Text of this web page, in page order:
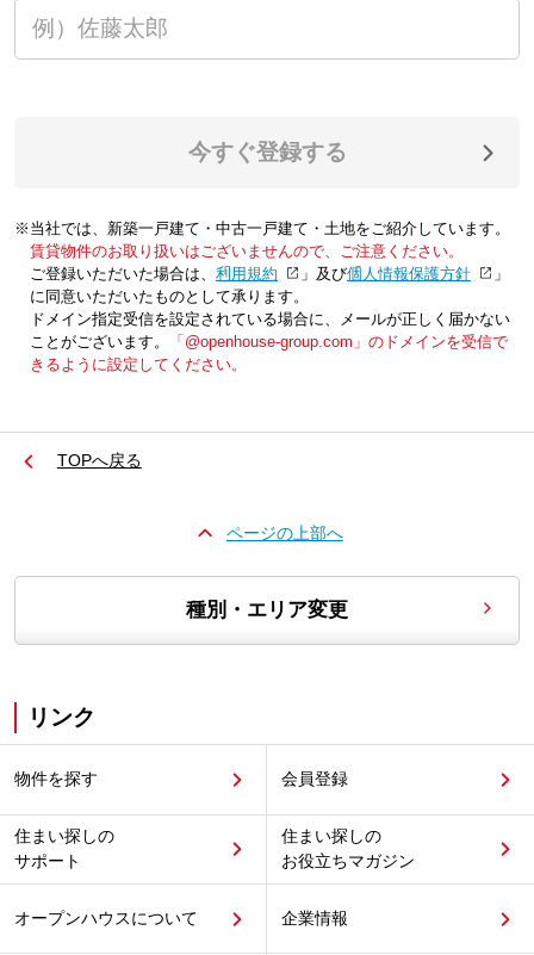
今すぐ登録する
※当社では、新築一戸建て・中古一戸建て・土地をご紹介しています。
賃貸物件のお取り扱いはございませんので、ご注意ください。
ご登録いただいた場合は、「利用規約 」及び「個人情報保護方針
」
に同意いただいたものとして承ります。
ドメイン指定受信を設定されている場合に、メールが正しく届かない
ことがございます。
「@openhouse-group.com」のドメインを受信で
きるように設定してください。
TOPへ戻る
ページの上部へ
種別・エリア変更
リンク
物件を探す 会員登録
住まい探しの
サポート
住まい探しの
お役立ちマガジン
オープンハウスについて 企業情報